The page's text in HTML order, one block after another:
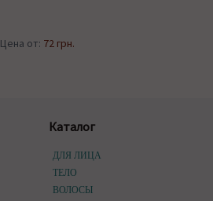
Цена от: 72 грн.
Каталог
ДЛЯ ЛИЦА
ТЕЛО
ВОЛОСЫ